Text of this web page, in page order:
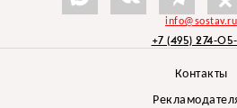
info@sostav.ru
+7 (495) 274-
Контакты